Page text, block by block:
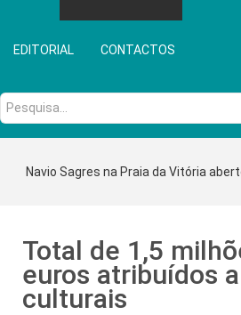
EDITORIAL CONTACTOS
Pesquisa...
Navio Sagres na Praia da Vitória
Total de 1,5
euros atribuídos
culturais